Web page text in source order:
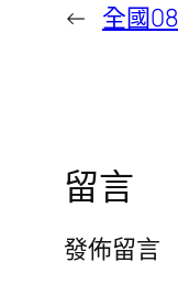
← 全國
留言
發佈留言